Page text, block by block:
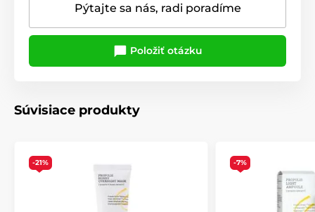
Pýtajte sa nás, radi poradíme
Položiť otázku
Súvisiace produkty
-21% -7%